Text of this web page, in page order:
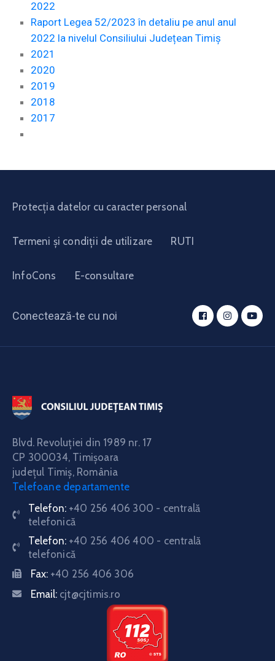
2022
Raport Legea 52/2023 în detaliu pe anul anul
2022 la nivelul Consiliului Județean Timiș
2021
2020
2019
2018
2017
Protecția datelor cu caracter personal
Termeni și condiții de utilizare RUTI
InfoCons E-consultare
Conectează-te cu noi
Blvd. Revoluţiei din 1989 nr. 17
CP 300034, Timişoara
judeţul Timiş, România
Telefoane departamente
Telefon: +40 256 406 300 - centrală
telefonică
Telefon: +40 256 406 400 - centrală
telefonică
Fax: +40 256 406 306
Email: cjt@cjtimis.ro